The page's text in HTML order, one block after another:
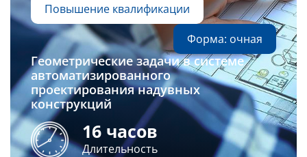
Повышение квалификации
Форма: очная
Геометрические задачи в системе
автоматизированного
проектирования надувных
конструкций
16 часов
Длительность